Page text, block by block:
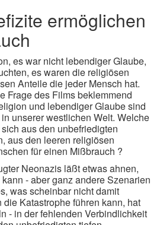
ermöglichen
es war nicht lebendiger Glaube,
es waren die religiösen
Anteile die jeder Mensch hat.
Frage des Films beklemmend
und lebendiger Glaube sind
unserer westlichen Welt. Welche
aus den unbefriedigten
aus den leeren religiösen
für einen Mißbrauch ?
Neonazis läßt etwas ahnen,
- aber ganz andere Szenarien
was scheinbar nicht damit
Katastrophe führen kann, hat
- in der fehlenden Verbindlichkeit